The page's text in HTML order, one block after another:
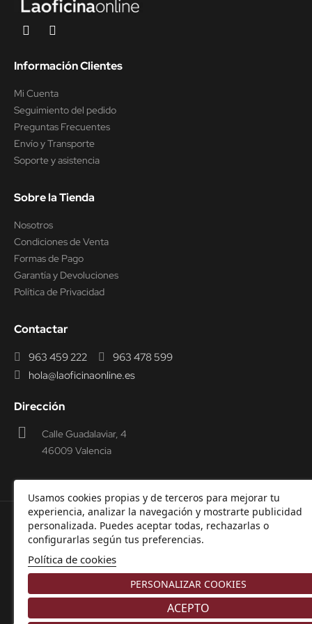
Usamos cookies propias y de terceros para mejorar tu
experiencia, analizar la navegación y mostrarte publicidad
personalizada. Puedes aceptar todas, rechazarlas o
configurarlas según tus preferencias.
Política de cookies
PERSONALIZAR COOKIES
ACEPTO
Información Clientes
Mi Cuenta
Seguimiento del pedido
Preguntas Frecuentes
Envío y Transporte
Soporte y asistencia
Sobre la Tienda
Nosotros
Condiciones de Venta
Formas de Pago
Garantía y Devoluciones
Política de Privacidad
Contactar
963 459 222
963 478 599
hola@laoficinaonline.es
Dirección
Calle Guadalaviar, 4
46009 Valencia
© 2000-2026 Laoficinaonline.SIDEOFFICE, S.L. CIF
B98914336 -
Aviso Legal -
Privacidad